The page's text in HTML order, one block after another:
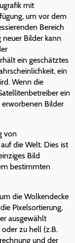
mit
um vor dem
Bereich
Bilder kann
ein geschätztes
ein
Wenn die
ein
Bilder
von
die Welt. Dies ist
Bild
bestimmten
die Wolkendecke
Pixelsortierung,
ausgewählt
zu hell (z.B.
und der